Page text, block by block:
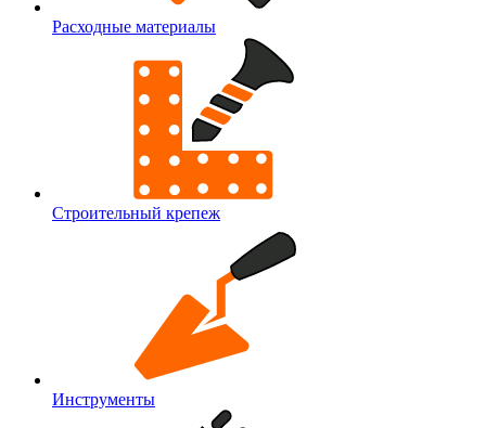
Расходные материалы
Строительный крепеж
Инструменты